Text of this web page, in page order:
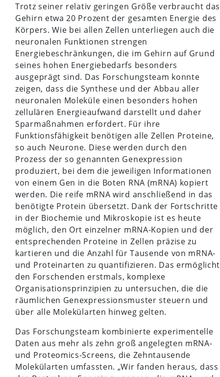
Trotz seiner relativ geringen Größe verbraucht das
Gehirn etwa 20 Prozent der gesamten Energie des
Körpers. Wie bei allen Zellen unterliegen auch die
neuronalen Funktionen strengen
Energiebeschränkungen, die im Gehirn auf Grund
seines hohen Energiebedarfs besonders
ausgeprägt sind. Das Forschungsteam konnte
zeigen, dass die Synthese und der Abbau aller
neuronalen Moleküle einen besonders hohen
zellulären Energieaufwand darstellt und daher
Sparmaßnahmen erfordert. Für ihre
Funktionsfähigkeit benötigen alle Zellen Proteine,
so auch Neurone. Diese werden durch den
Prozess der so genannten Genexpression
produziert, bei dem die jeweiligen Informationen
von einem Gen in die Boten RNA (mRNA) kopiert
werden. Die reife mRNA wird anschließend in das
benötigte Protein übersetzt. Dank der Fortschritte
in der Biochemie und Mikroskopie ist es heute
möglich, den Ort einzelner mRNA-Kopien und der
entsprechenden Proteine in Zellen präzise zu
kartieren und die Anzahl für Tausende von mRNA-
und Proteinarten zu quantifizieren. Das ermöglicht
den Forschenden erstmals, komplexe
Organisationsprinzipien zu untersuchen, die die
räumlichen Genexpressionsmuster steuern und
über alle Molekülarten hinweg gelten.
Das Forschungsteam kombinierte experimentelle
Daten aus mehr als zehn groß angelegten mRNA-
und Proteomics-Screens, die Zehntausende
Molekülarten umfassten. „Wir fanden heraus, dass